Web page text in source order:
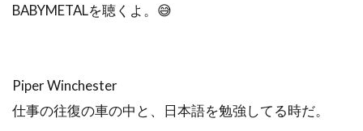
BABYMETALを聴くよ。😅
Piper Winchester
仕事の往復の車の中と、日本語を勉強してる時だ。